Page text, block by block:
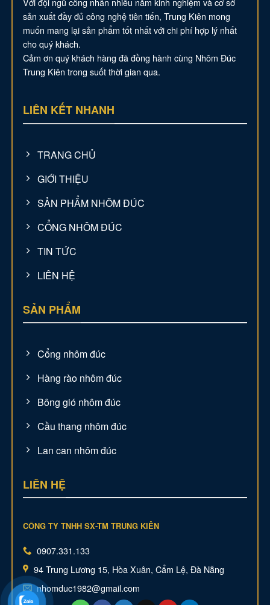
sản xuất đầy đủ công nghệ tiên tiến, Trung Kiên mong
muốn mang lại sản phẩm tốt nhất với chi phí hợp lý nhất
cho quý khách.
Cảm ơn quý khách hàng đã đồng hành cùng Nhôm Đúc
Trung Kiên trong suốt thời gian qua.
LIÊN KẾT NHANH
TRANG CHỦ
GIỚI THIỆU
SẢN PHẨM NHÔM ĐÚC
CỔNG NHÔM ĐÚC
TIN TỨC
LIÊN HỆ
SẢN PHẨM
Cổng nhôm đúc
Hàng rào nhôm đúc
Bông gió nhôm đúc
Cầu thang nhôm đúc
Lan can nhôm đúc
LIÊN HỆ
CÔNG TY TNHH SX-TM TRUNG KIÊN
0907.331.133
94 Trung Lương 15, Hòa Xuân, Cẩm Lệ, Đà Nẵng
nhomduc1982@gmail.com